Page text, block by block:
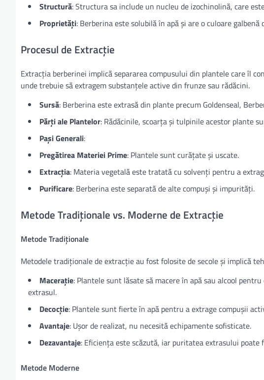
Structură: Structura sa include un nucleu de izochinolină, care
Proprietăți: Berberina este solubilă în apă și are o culoare galbenă
Procesul de Extracție
Extracția berberinei implică separarea compusului din plantele care îl
unde trebuie să extragem substanțele active din frunze sau rădăcini.
Sursă: Berberina este extrasă din plante precum Goldenseal,
Părți ale Plantelor: Rădăcinile, scoarța și tulpinile acestor plante
Pași Generali:
Pregătirea Materiei Prime: Plantele sunt curățate și uscate.
Extracția: Materia vegetală este tratată cu solvenți pentru a
Purificare: Berberina este separată de alte compuși și impurități.
Metode Tradiționale vs. Moderne de Extracție
Metode Tradiționale
Metodele tradiționale de extracție au fost folosite de secole și implică
Macerație: Plantele sunt lăsate să macere în apă sau alcool
extrasul.
Decocție: Plantele sunt fierte în apă pentru a extrage compușii
Avantaje: Ușor de realizat, nu necesită echipamente sofisticate.
Dezavantaje: Eficiența este scăzută, iar puritatea extrasului poate
Metode Moderne